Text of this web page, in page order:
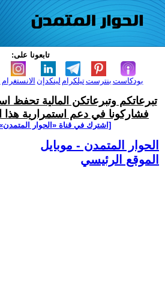
تابعونا على:
الانستغرام لينكدإن تيلكرامبنترست بودكاست
تبرعاتكم وتبرعاتكن المالية تحفظ
فشاركونا في دعم استمرارية هذا
[اشترك في قناة ‫«الحوار
الحوار المتمدن - موبايل
الموقع الرئيسي